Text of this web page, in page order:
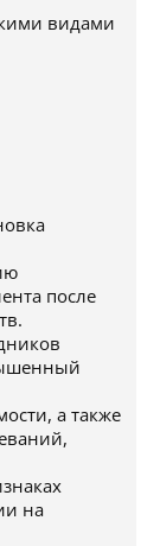
видами
после
а также
на